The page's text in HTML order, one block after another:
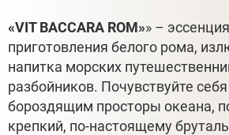
«VIT BACCARA ROM»» –
приготовления белого рома,
напитка морских
разбойников. Почувствуйте
бороздящим просторы океана,
крепкий, по-настоящему